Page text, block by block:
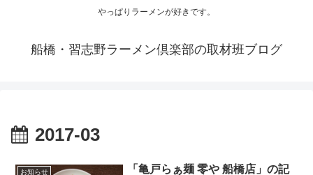
やっぱりラーメンが好きです。
船橋・習志野ラーメン倶楽部の取材班ブログ
2017-03
お知らせ
「亀戸らぁ麺 零や 船橋店」の記